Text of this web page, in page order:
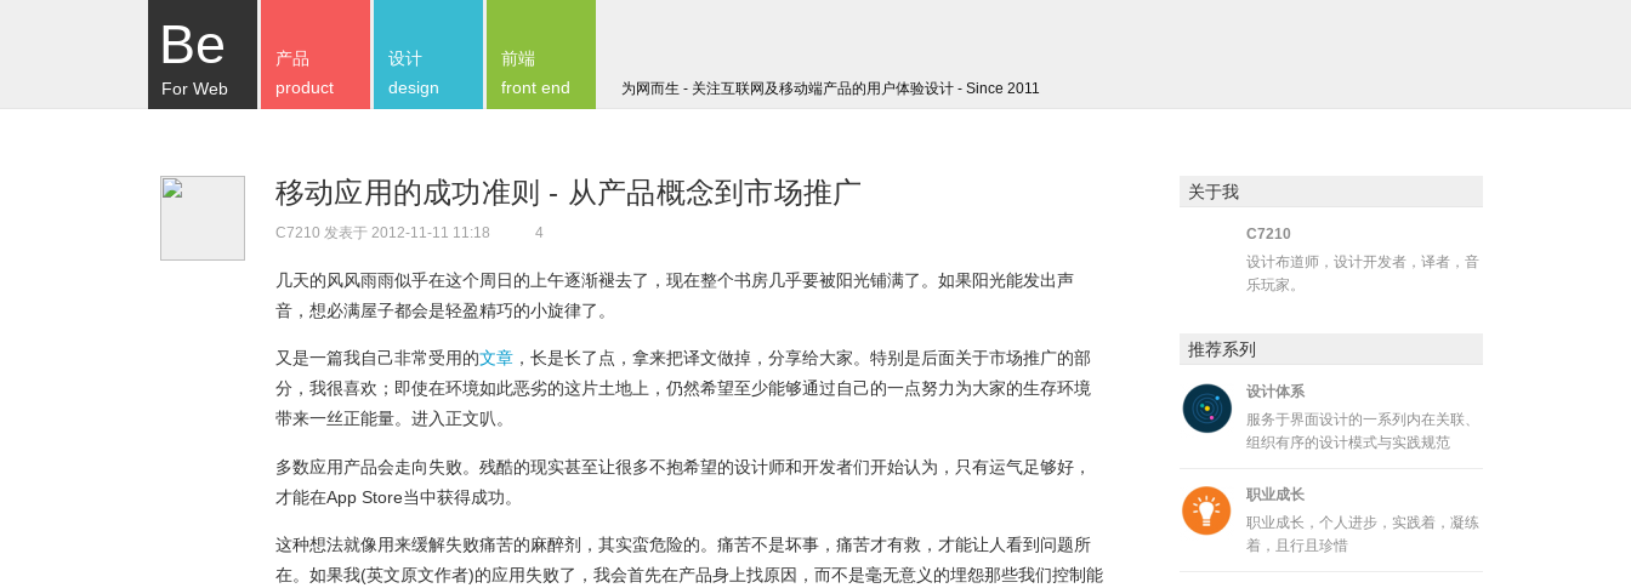
Be
For Web 为网而生 - 关注互联网及移动端产品的用户体验设计 - Since 2011
产品
product
设计
design
前端
front end
移动应用的成功准则 - 从产品概念到市场推广
C7210 发表于 2012-11-11 11:18 4
几天的风风雨雨似乎在这个周日的上午逐渐褪去了，现在整个书房几乎要被阳光铺满了。如果阳光能发出声
音，想必满屋子都会是轻盈精巧的小旋律了。
又是一篇我自己非常受用的文章 ，长是长了点，拿来把译文做掉，分享给大家。特别是后面关于市场推广的部
分，我很喜欢；即使在环境如此恶劣的这片土地上，仍然希望至少能够通过自己的一点努力为大家的生存环境
带来一丝正能量。进入正文叭。
多数应用产品会走向失败。残酷的现实甚至让很多不抱希望的设计师和开发者们开始认为，只有运气足够好，
才能在App Store当中获得成功。
这种想法就像用来缓解失败痛苦的麻醉剂，其实蛮危险的。痛苦不是坏事，痛苦才有救，才能让人看到问题所
在。如果我(英文原文作者)的应用失败了，我会首先在产品身上找原因，而不是毫无意义的埋怨那些我们控制能
关于我
C7210
设计布道师，设计开发者，译者，音
乐玩家。
推荐系列
设计体系
服务于界面设计的一系列内在关联、
组织有序的设计模式与实践规范
职业成长
职业成长，个人进步，实践着，凝练
着，且行且珍惜